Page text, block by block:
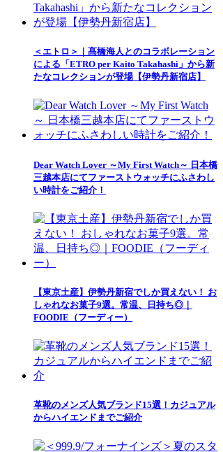
＜エトロ＞｜髙橋海人とのコラボレーション
による「ETRO per Kaito Takahashi」から新
たなコレクションが登場【伊勢丹新宿店】
Dear Watch Lover ～My First Watch～ 日本橋
三越本店にてファーストウォッチにふさわし
い時計をご紹介！
【東京土産】伊勢丹新宿でしか買えない！ お
しゃれなお菓子9選。常温、日持ち◎｜
FOODIE（フーディー）
革靴のメンズ人気ブランド15選！カジュアル
からハイエンドまでご紹介